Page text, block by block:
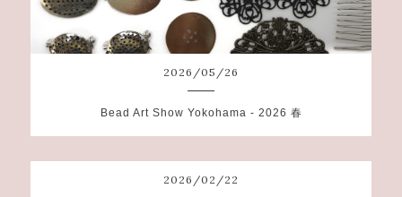
2026 /05 /26
Bead Art Show Yokohama - 2026 春
2026 /02 /22